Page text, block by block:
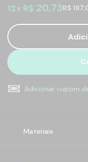
12x R$ 20,73R$
Adicionar cupom
Materiais